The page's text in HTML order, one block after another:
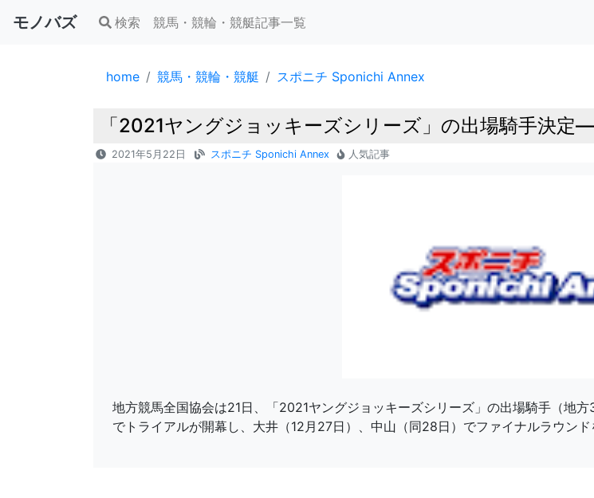
モノバズ 検索 競馬・競輪・競艇記事一覧
home 競馬・競輪・競艇 スポニチ Sponichi Annex
「2021ヤングジョッキーズシリーズ」の出場騎手決定
2021年5月22日 スポニチ Sponichi Annex 人気記事
地方競馬全国協会は21日、「2021ヤングジョッキーズシリーズ」の出場騎手（地
でトライアルが開幕し、大井（12月27日）、中山（同28日）でファイナルラウンド